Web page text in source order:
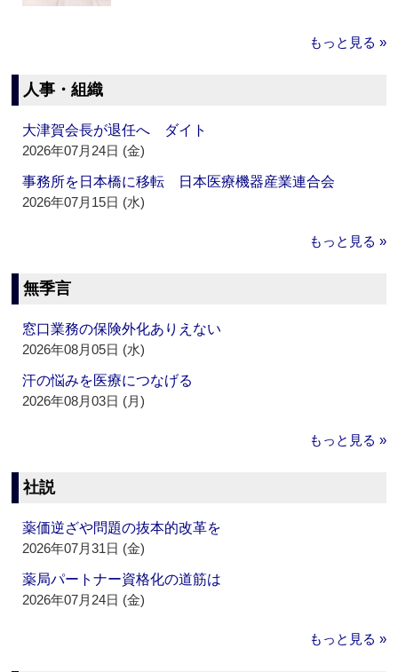
もっと見る »
人事・組織
大津賀会長が退任へ ダイト
2026年07月24日 (金)
事務所を日本橋に移転 日本医療機器産業連合会
2026年07月15日 (水)
もっと見る »
無季言
窓口業務の保険外化ありえない
2026年08月05日 (水)
汗の悩みを医療につなげる
2026年08月03日 (月)
もっと見る »
社説
薬価逆ざや問題の抜本的改革を
2026年07月31日 (金)
薬局パートナー資格化の道筋は
2026年07月24日 (金)
もっと見る »